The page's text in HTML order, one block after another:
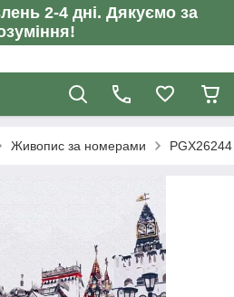
2-4 дні. Дякуємо за
Живопис за номерами